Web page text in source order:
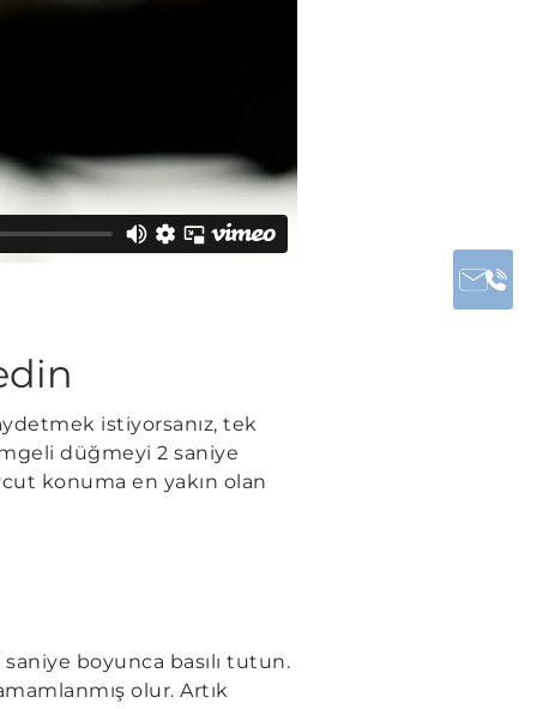
istiyorsanız, tek
düğmeyi 2 saniye
konuma en yakın olan
boyunca basılı tutun.
olur. Artık